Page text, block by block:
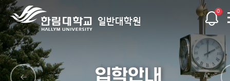
일반대학원
0
입학안내